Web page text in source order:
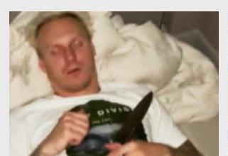
Атаев
высказался
о
претендентском
поединке
с
Хосе
Ускатеги